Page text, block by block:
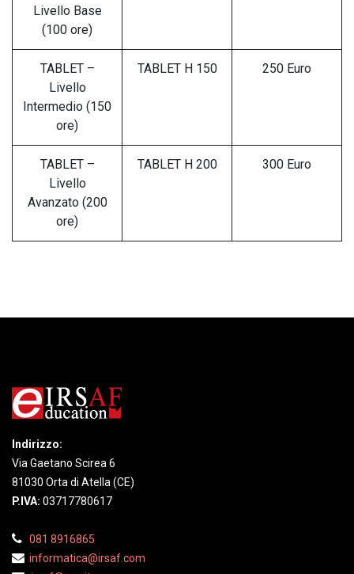
Livello Base
(100 ore)
TABLET –
Livello
Intermedio (150
ore)
TABLET H 150 250 Euro
TABLET –
Livello
Avanzato (200
ore)
TABLET H 200 300 Euro
Indirizzo:
Via Gaetano Scirea 6
81030 Orta di Atella (CE)
P.IVA: 03717780617
081 8916865
informatica@irsaf.com